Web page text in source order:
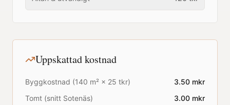
Uppskattad kostnad
Byggkostnad (140 m² × 25 tkr) 3.50 mkr
Tomt (snitt Sotenäs) 3.00 mkr